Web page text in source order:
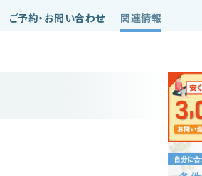
ご予約・お問い合わせ 関連情報